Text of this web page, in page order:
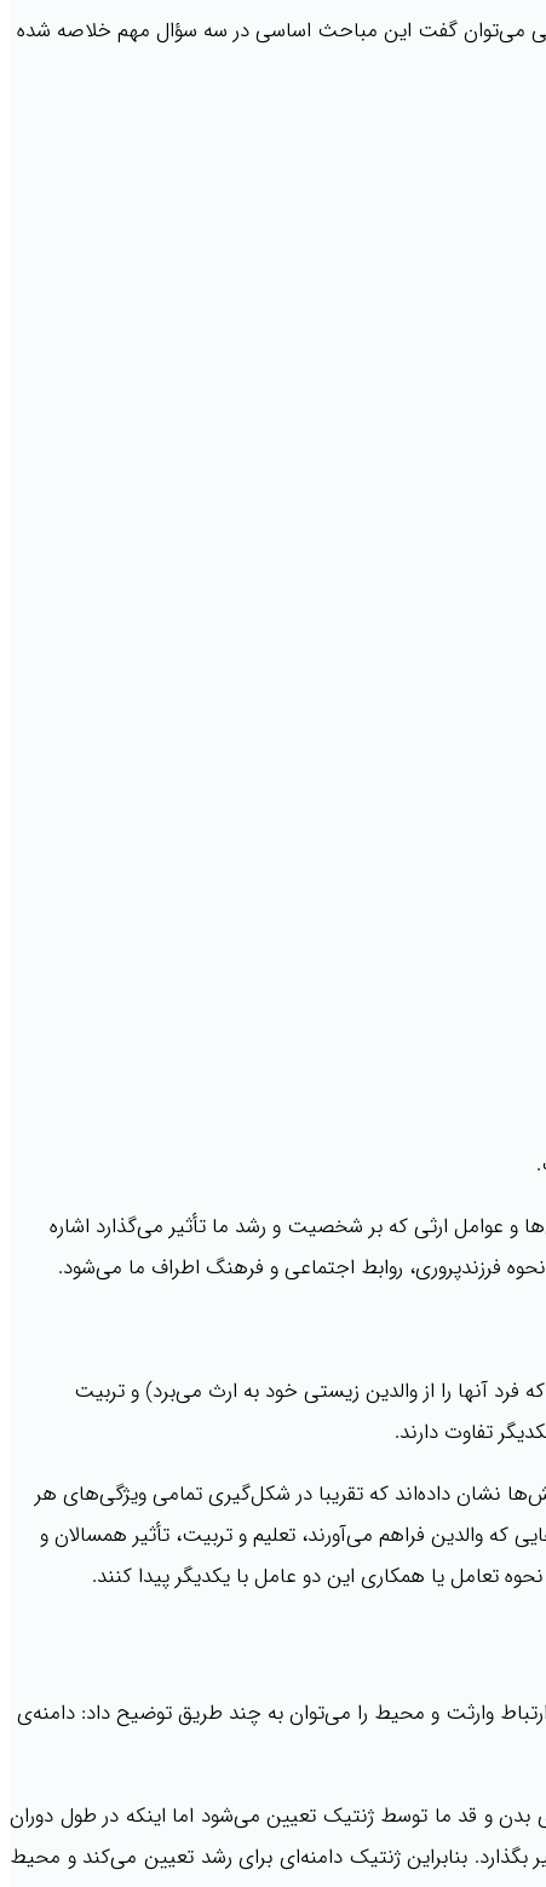
می‌توان گفت این مباحث اساسی در سه سؤال مهم خلاصه شده
عوامل ارثی که بر شخصیت و رشد ما تأثیر می‌گذارد اشاره
فرزندپروری، روابط اجتماعی و فرهنگ اطراف ما می‌شود.
آنها را از والدین زیستی خود به ارث می‌­برد) و تربیت
تفاوت دارند.
نشان داده‌­اند که تقریبا در شکل‌­گیری تمامی ویژگی‌­های هر
والدین فراهم می‌­آورند، تعلیم و تربیت، تأثیر همسالان و
تعامل یا همکاری این دو عامل با یکدیگر پیدا کنند.
وارثت و محیط را می‌توان به چند طریق توضیح داد: دامنه‌ی
و قد ما توسط ژنتیک تعیین می‌شود اما اینکه در طول دوران
بنابراین ژنتیک دامنه‌ای برای رشد تعیین می‌کند و محیط